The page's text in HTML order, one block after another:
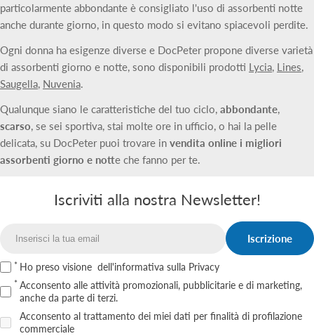
particolarmente abbondante è consigliato l'uso di assorbenti notte
anche durante giorno, in questo modo si evitano spiacevoli perdite.
Ogni donna ha esigenze diverse e DocPeter propone diverse varietà
di assorbenti giorno e notte, sono disponibili prodotti Lycia, Lines,
Saugella, Nuvenia.
Qualunque siano le caratteristiche del tuo ciclo, abbondante,
scarso, se sei sportiva, stai molte ore in ufficio, o hai la pelle
delicata, su DocPeter puoi trovare in vendita online i migliori
assorbenti giorno e notte che fanno per te.
Iscriviti alla nostra Newsletter!
Iscrizione
Ho preso visione dell'informativa sulla Privacy
Acconsento alle attività promozionali, pubblicitarie e di marketing,
anche da parte di terzi.
Acconsento al trattamento dei miei dati per finalità di profilazione
commerciale